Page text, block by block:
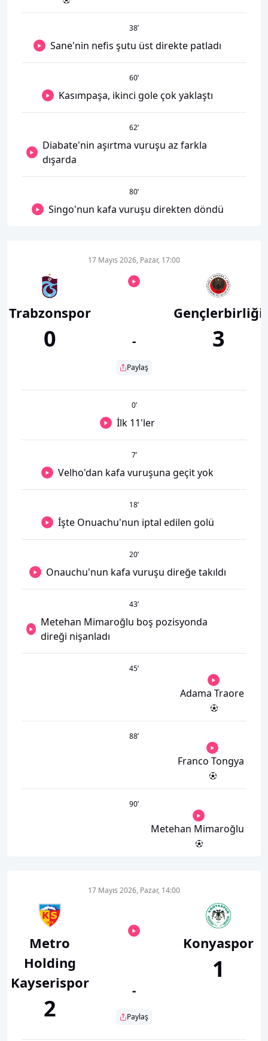
38’
Sane'nin nefis şutu üst direkte patladı
60’
Kasımpaşa, ikinci gole çok yaklaştı
62’
Diabate'nin aşırtma vuruşu az farkla
dışarda
80’
Singo'nun kafa vuruşu direkten döndü
Trabzonspor
0
17 Mayıs 2026, Pazar, 17:00
-
Paylaş
Gençlerbirliği
3
0’
İlk 11'ler
7’
Velho'dan kafa vuruşuna geçit yok
18’
İşte Onuachu'nun iptal edilen golü
20’
Onauchu'nun kafa vuruşu direğe takıldı
43’
Metehan Mimaroğlu boş pozisyonda
direği nişanladı
45’
Adama Traore
88’
Franco Tongya
90’
Metehan Mimaroğlu
Metro
Holding
Kayserispor
2
17 Mayıs 2026, Pazar, 14:00
-
Paylaş
Konyaspor
1